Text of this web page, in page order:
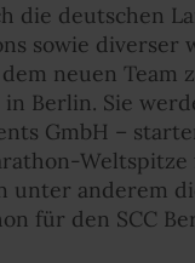
die deutschen
sowie diverser
neuen Team
Berlin. Sie
GmbH –
unter anderem
für den SCC